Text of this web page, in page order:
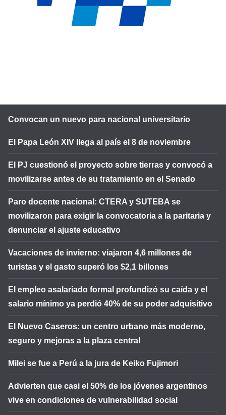
Convocan un nuevo para nacional universitario
El Papa León XIV llega al país el 8 de noviembre
El PJ cuestionó el proyecto sobre tierras y convocó a
movilizarse antes de su tratamiento en el Senado
Paro docente nacional: CTERA y SUTEBA se
movilizaron para exigir la convocatoria a la paritaria y
denunciar el ajuste educativo
Vacaciones de invierno: viajaron 4,6 millones de
turistas y el gasto superó los $2,1 billones
El empleo asalariado formal profundizó su caída y el
salario mínimo ya perdió 40% de su poder adquisitivo
El Nuevo Caseros: un centro urbano más moderno,
seguro y mejoras a la plaza central
Milei se fue a Perú a la jura de Keiko Fujimori
Advierten que casi el 50% de los jóvenes argentinos
vive en condiciones de vulnerabilidad social